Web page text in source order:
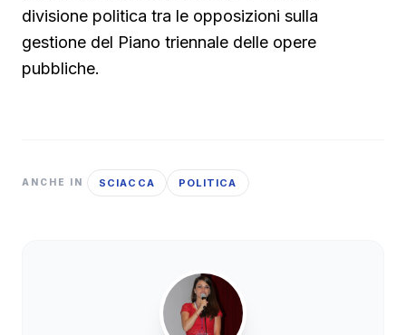
divisione politica tra le opposizioni sulla
gestione del Piano triennale delle opere
pubbliche.
ANCHE IN SCIACCA POLITICA